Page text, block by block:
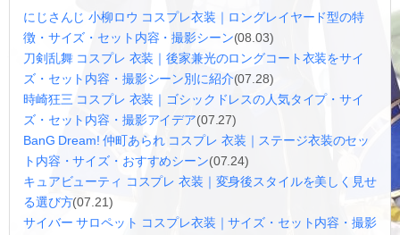
にじさんじ 小柳ロウ コスプレ衣装｜ロングレイヤード型の特
徴・サイズ・セット内容・撮影シーン(08.03)
刀剣乱舞 コスプレ 衣装｜後家兼光のロングコート衣装をサイ
ズ・セット内容・撮影シーン別に紹介(07.28)
時崎狂三 コスプレ 衣装｜ゴシックドレスの人気タイプ・サイ
ズ・セット内容・撮影アイデア(07.27)
BanG Dream! 仲町あられ コスプレ 衣装｜ステージ衣装のセッ
ト内容・サイズ・おすすめシーン(07.24)
キュアビューティ コスプレ 衣装｜変身後スタイルを美しく見せ
る選び方(07.21)
サイバー サロペット コスプレ衣装｜サイズ・セット内容・撮影